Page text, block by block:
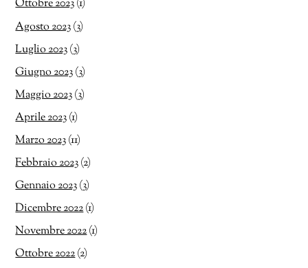
Ottobre 2023(1)
Agosto 2023(3)
Luglio 2023(3)
Giugno 2023(3)
Maggio 2023(3)
Aprile 2023(1)
Marzo 2023(11)
Febbraio 2023(2)
Gennaio 2023(3)
Dicembre 2022(1)
Novembre 2022(1)
Ottobre 2022(2)